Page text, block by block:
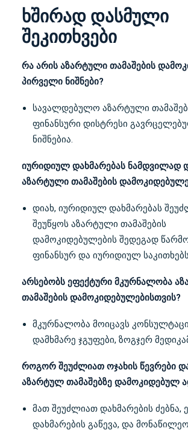
ხშირად დასმული
შეკითხვები
რა არის აზარტული თამაშების
პირველი ნიშნები?
სავალდებულო აზარტული
ფინანსური დისტრესი
ნიშნებია.
იურიდიულ დახმარებას ნამდვილად
აზარტული თამაშების
დიახ, იურიდიულ დახმარებას
შეუწყოს აზარტული თამაშების
დამოკიდებულების შედეგად
ფინანსურ და იურიდიულ
არსებობს ეფექტური მკურნალობა
თამაშების დამოკიდებულებისთვის?
მკურნალობა მოიცავს
დამხმარე ჯგუფები, ზოგჯერ
როგორ შეუძლიათ ოჯახის წევრები
აზარტულ თამაშებზე დამოკიდებულ
მათ შეუძლიათ დახმარების ძებნა,
დახმარების გაწევა, და